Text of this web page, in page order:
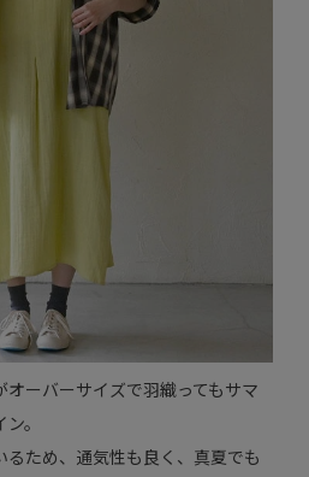
ーバーサイズで羽織ってもサマ
。
ため、通気性も良く、真夏でも